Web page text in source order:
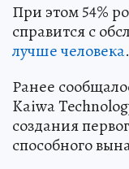
При этом 54%
справится с
лучше человека.
Ранее
Kaiwa
создания
способного